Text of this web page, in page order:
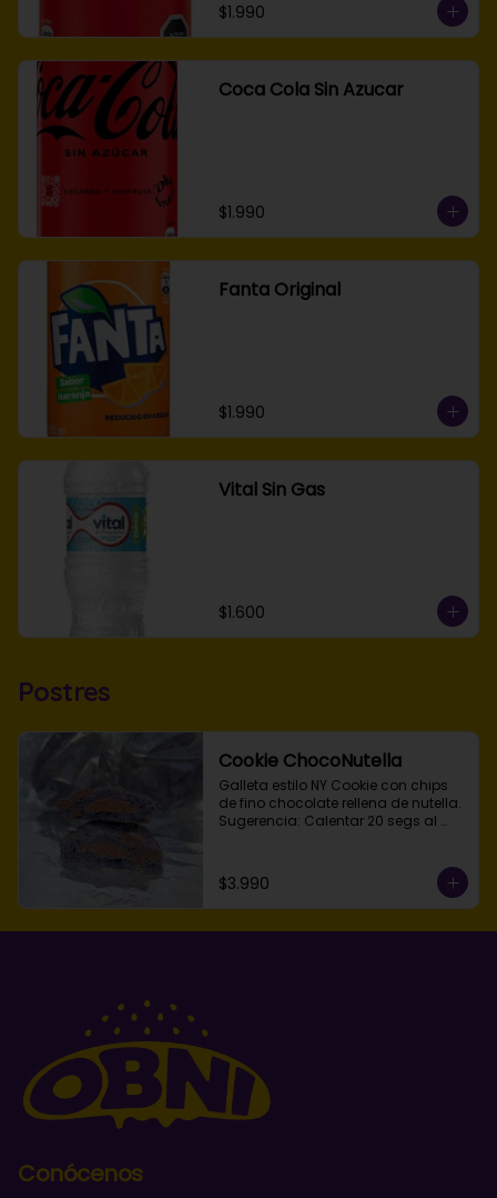
$1.990
Coca Cola Sin Azucar
$1.990
Fanta Original
$1.990
Vital Sin Gas
$1.600
Postres
Cookie ChocoNutella
Galleta estilo NY Cookie con chips
de fino chocolate rellena de nutella.
Sugerencia: Calentar 20 segs al
$3.990
Conócenos